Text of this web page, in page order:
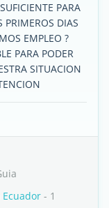
PARA
PRIMEROS DIAS
EMPLEO ?
PARA PODER
SITUACION
- 1